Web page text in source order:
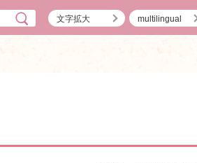
文字拡大 multilingual